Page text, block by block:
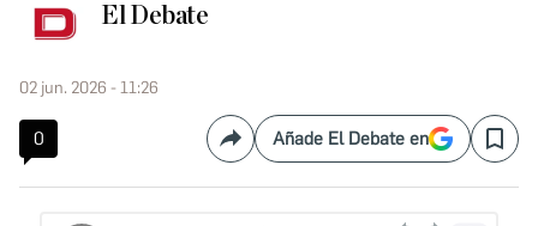
El Debate
02 jun. 2026 - 11:26
0 CompartirAñade El Debate en Save